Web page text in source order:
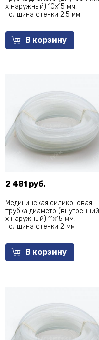
х наружный) 10х15 мм,
толщина стенки 2,5 мм
В корзину
2 481 руб.
Медицинская силиконовая
трубка диаметр (внутренний
х наружный) 11х15 мм,
толщина стенки 2 мм
В корзину